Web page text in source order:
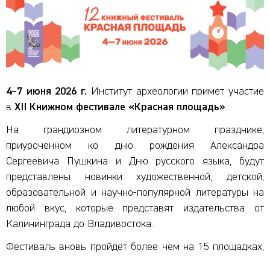
4–7 июня 2026 г. Институт археологии примет участие
в XII Книжном фестивале «Красная площадь».
На грандиозном литературном празднике,
приуроченном ко дню рождения Александра
Сергеевича Пушкина и Дню русского языка, будут
представлены новинки художественной, детской,
образовательной и научно-популярной литературы на
любой вкус, которые представят издательства от
Калининграда до Владивостока.
Фестиваль вновь пройдёт более чем на 15 площадках,